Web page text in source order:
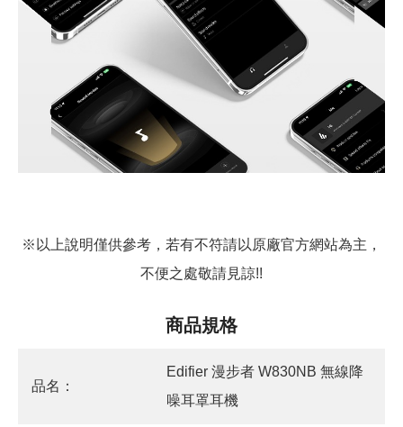
※以上說明僅供參考，若有不符請以原廠官方網站為主，
不便之處敬請見諒!!
商品規格
品名：
Edifier 漫步者 W830NB 無線降
噪耳罩耳機